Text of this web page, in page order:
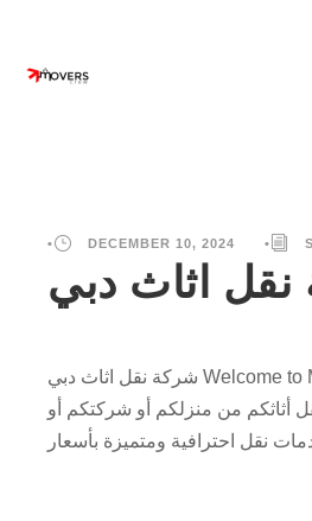
• DECEMBER 10, 2024 •
اثاث دبي
شركة نقل اثاث دبي Welcome to Movers Crew – شركة نقل أثاث في دبي وأبوظبي – طاقم موفرز شركة نقل اثاث دبي مرحباً
أثاثكم من منزلكم أو شركتكم أو